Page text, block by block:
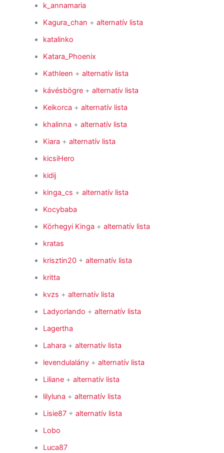
k_annamaria
Kagura_chan +alternatív lista
katalinko
Katara_Phoenix
Kathleen +alternatív lista
kávésbögre +alternatív lista
Keikorca +alternatív lista
khalinna +alternatív lista
Kiara +alternatív lista
kicsiHero
kidij
kinga_cs +alternatív lista
Kocybaba
Körhegyi Kinga +alternatív lista
kratas
krisztin20 +alternatív lista
kritta
kvzs +alternatív lista
Ladyorlando +alternatív lista
Lagertha
Lahara +alternatív lista
levendulalány +alternatív lista
Liliane +alternatív lista
lilyluna +alternatív lista
Lisie87 +alternatív lista
Lobo
Luca87